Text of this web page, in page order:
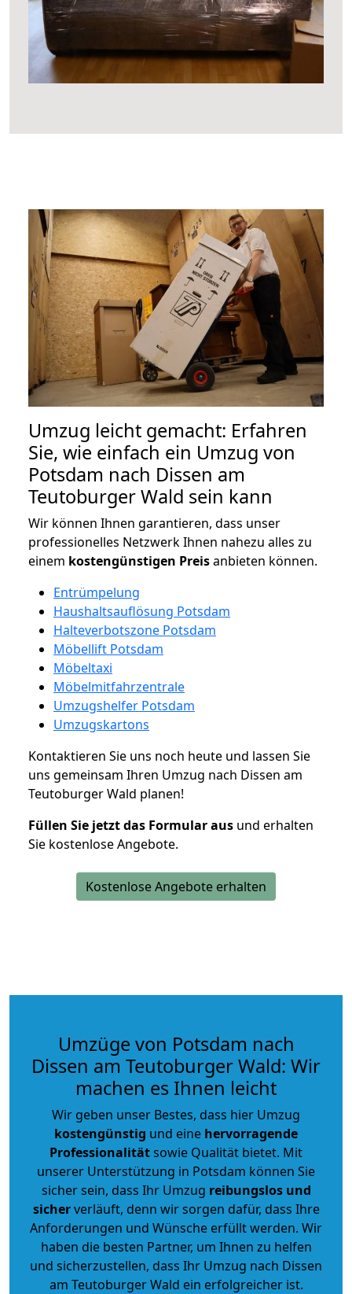
Umzug leicht gemacht: Erfahren
Sie, wie einfach ein Umzug von
Potsdam nach Dissen am
Teutoburger Wald sein kann
Wir können Ihnen garantieren, dass unser
professionelles Netzwerk Ihnen nahezu alles zu
einem kostengünstigen Preisanbieten können.
Entrümpelung
Haushaltsauflösung Potsdam
Halteverbotszone Potsdam
Möbellift Potsdam
Möbeltaxi
Möbelmitfahrzentrale
Umzugshelfer Potsdam
Umzugskartons
Kontaktieren Sie uns noch heute und lassen Sie
uns gemeinsam Ihren Umzug nach Dissen am
Teutoburger Wald planen!
Füllen Sie jetzt das Formular aus und erhalten
Sie kostenlose Angebote.
Kostenlose Angebote erhalten
Umzüge von Potsdam nach
Dissen am Teutoburger Wald: Wir
machen es Ihnen leicht
Wir geben unser Bestes, dass hier Umzug
kostengünstig und eine hervorragende
Professionalitätsowie Qualität bietet. Mit
unserer Unterstützung in Potsdam können Sie
sicher sein, dass Ihr Umzug reibungslos und
sicherverläuft, denn wir sorgen dafür, dass Ihre
Anforderungen und Wünsche erfüllt werden. Wir
haben die besten Partner, um Ihnen zu helfen
und sicherzustellen, dass Ihr Umzug nach Dissen
am Teutoburger Wald ein erfolgreicher ist.